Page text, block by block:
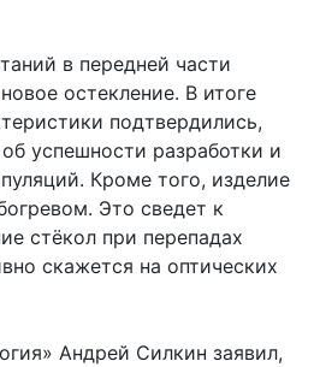
в передней части
остекление. В итоге
подтвердились,
успешности разработки и
Кроме того, изделие
Это сведет к
стёкол при перепадах
скажется на оптических
Андрей Силкин заявил,